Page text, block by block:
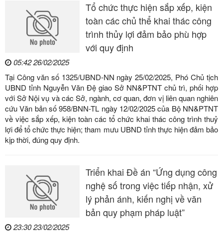
Tổ chức thực hiện sắp xếp, kiện
toàn các chủ thể khai thác công
trình thủy lợi đảm bảo phù hợp
với quy định
05:42 26/02/2025
Tại Công văn số 1325/UBND-NN ngày 25/02/2025, Phó Chủ tịch
UBND tỉnh Nguyễn Văn Đệ giao Sở NN&PTNT chủ trì, phối hợp
với Sở Nội vụ và các Sở, ngành, cơ quan, đơn vị liên quan nghiên
cứu Văn bản số 958/BNN-TL ngày 12/02/2025 của Bộ NN&PTNT
về việc sắp xếp, kiện toàn các tổ chức khai thác công trình thuỷ
lợi để tổ chức thực hiện; tham mưu UBND tỉnh thực hiện đảm bảo
kịp thời, đúng quy định.
Triển khai Đề án “Ứng dụng công
nghệ số trong việc tiếp nhận, xử
lý phản ánh, kiến nghị về văn
bản quy phạm pháp luật”
23:30 23/02/2025